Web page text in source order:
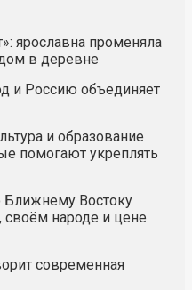
ярославна променяла
в деревне
и Россию объединяет
и образование
помогают укреплять
Ближнему Востоку
народе и цене
современная